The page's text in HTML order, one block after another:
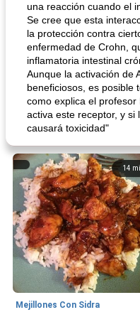
una reacción cuando el
Se cree que esta
la protección contra
enfermedad de Crohn,
inflamatoria intestinal
Aunque la activación de
beneficiosos, es posible
como explica el profesor
activa este receptor, y si
causará toxicidad"
14
Mejillones Con Sidra